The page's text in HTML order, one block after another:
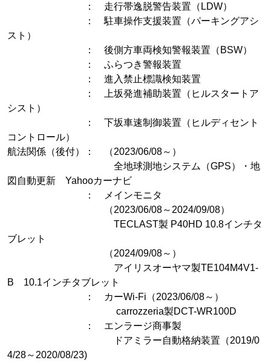
： 走行帯逸脱警告装置（LDW）
： 駐車操作支援装置（パーキングアシ
スト）
： 後側方車両検知警報装置（BSW）
： ふらつき警報装置
： 進入禁止標識検知装置
： 上坂発進補助装置（ヒルスタートア
シスト）
： 下坂車速制御装置（ヒルディセント
コントロール）
航法関係（後付）： （2023/06/08～）
全地球測地システム（GPS）・地
図自動更新 Yahooカーナビ
： メインモニタ
（2023/06/08～2024/09/08）
TECLAST製 P40HD 10.8インチタ
ブレット
（2024/09/08～）
アイリスオーヤマ製TE104M4V1-
B 10.1インチタブレット
： カーWi-Fi（2023/06/08～）
carrozzeria製DCT-WR100D
： エンラージ商事製
ドアミラー自動格納装置（2019/0
4/28～2020/08/23)